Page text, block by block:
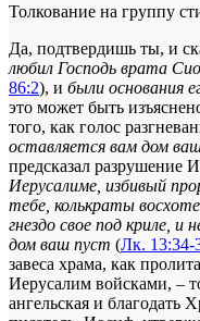
Толкование на группу
Да, подтвердишь ты, и
любил Господь врата
86:2), и были основания
это может быть
того, как голос
оставляется вам дом
предсказал разрушение
Иерусалиме, избивый
тебе, колькраты
гнездо свое под криле,
дом ваш пуст (Лк. 13:34-
завеса храма, как
Иерусалим войсками, –
ангельская и благодать